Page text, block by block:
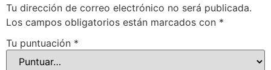
Tu dirección de correo electrónico no será publicada.
Los campos obligatorios están marcados con *
Tu puntuación *